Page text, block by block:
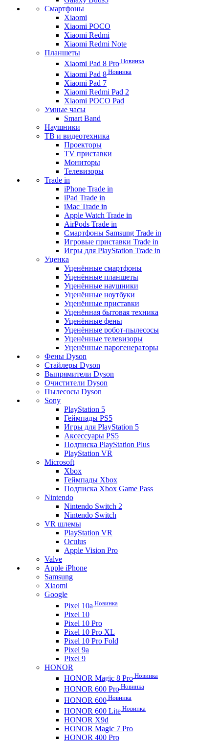
Смартфоны
Xiaomi
Xiaomi POCO
Xiaomi Redmi
Xiaomi Redmi Note
Планшеты
Xiaomi Pad 8 Pro Новинка
Xiaomi Pad 8 Новинка
Xiaomi Pad 7
Xiaomi Redmi Pad 2
Xiaomi POCO Pad
Умные часы
Smart Band
Наушники
ТВ и видеотехника
Проекторы
TV приставки
Мониторы
Телевизоры
Trade in
iPhone Trade in
iPad Trade in
iMac Trade in
Apple Watch Trade in
AirPods Trade in
Смартфоны Samsung Trade in
Игровые приставки Trade in
Игры для PlayStation Trade in
Уценка
Уценённые смартфоны
Уценённые планшеты
Уценённые наушники
Уценённые ноутбуки
Уценённые приставки
Уценённая бытовая техника
Уценённые фены
Уценённые робот-пылесосы
Уценённые телевизоры
Уценённые парогенераторы
Фены Dyson
Стайлеры Dyson
Выпрямители Dyson
Очистители Dyson
Пылесосы Dyson
Sony
PlayStation 5
Геймпады PS5
Игры для PlayStation 5
Аксессуары PS5
Подписка PlayStation Plus
PlayStation VR
Microsoft
Xbox
Геймпады Xbox
Подписка Xbox Game Pass
Nintendo
Nintendo Switch 2
Nintendo Switch
VR шлемы
PlayStation VR
Oculus
Apple Vision Pro
Valve
Apple iPhone
Samsung
Xiaomi
Google
Pixel 10a Новинка
Pixel 10
Pixel 10 Pro
Pixel 10 Pro XL
Pixel 10 Pro Fold
Pixel 9a
Pixel 9
HONOR
HONOR Magic 8 Pro Новинка
HONOR 600 Pro Новинка
HONOR 600 Новинка
HONOR 600 Lite Новинка
HONOR X9d
HONOR Magic 7 Pro
HONOR 400 Pro